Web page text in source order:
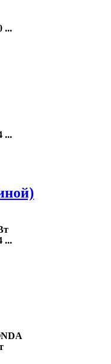
...
...
...